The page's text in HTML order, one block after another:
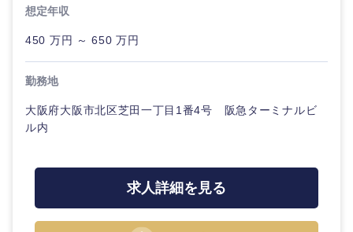
鳥取県
香川県 愛媛県
高知県
想定年収
450 万円 ～ 650 万円
勤務地
大阪府大阪市北区芝田一丁目1番4号 阪急ターミナルビ
ル内
求人詳細を見る